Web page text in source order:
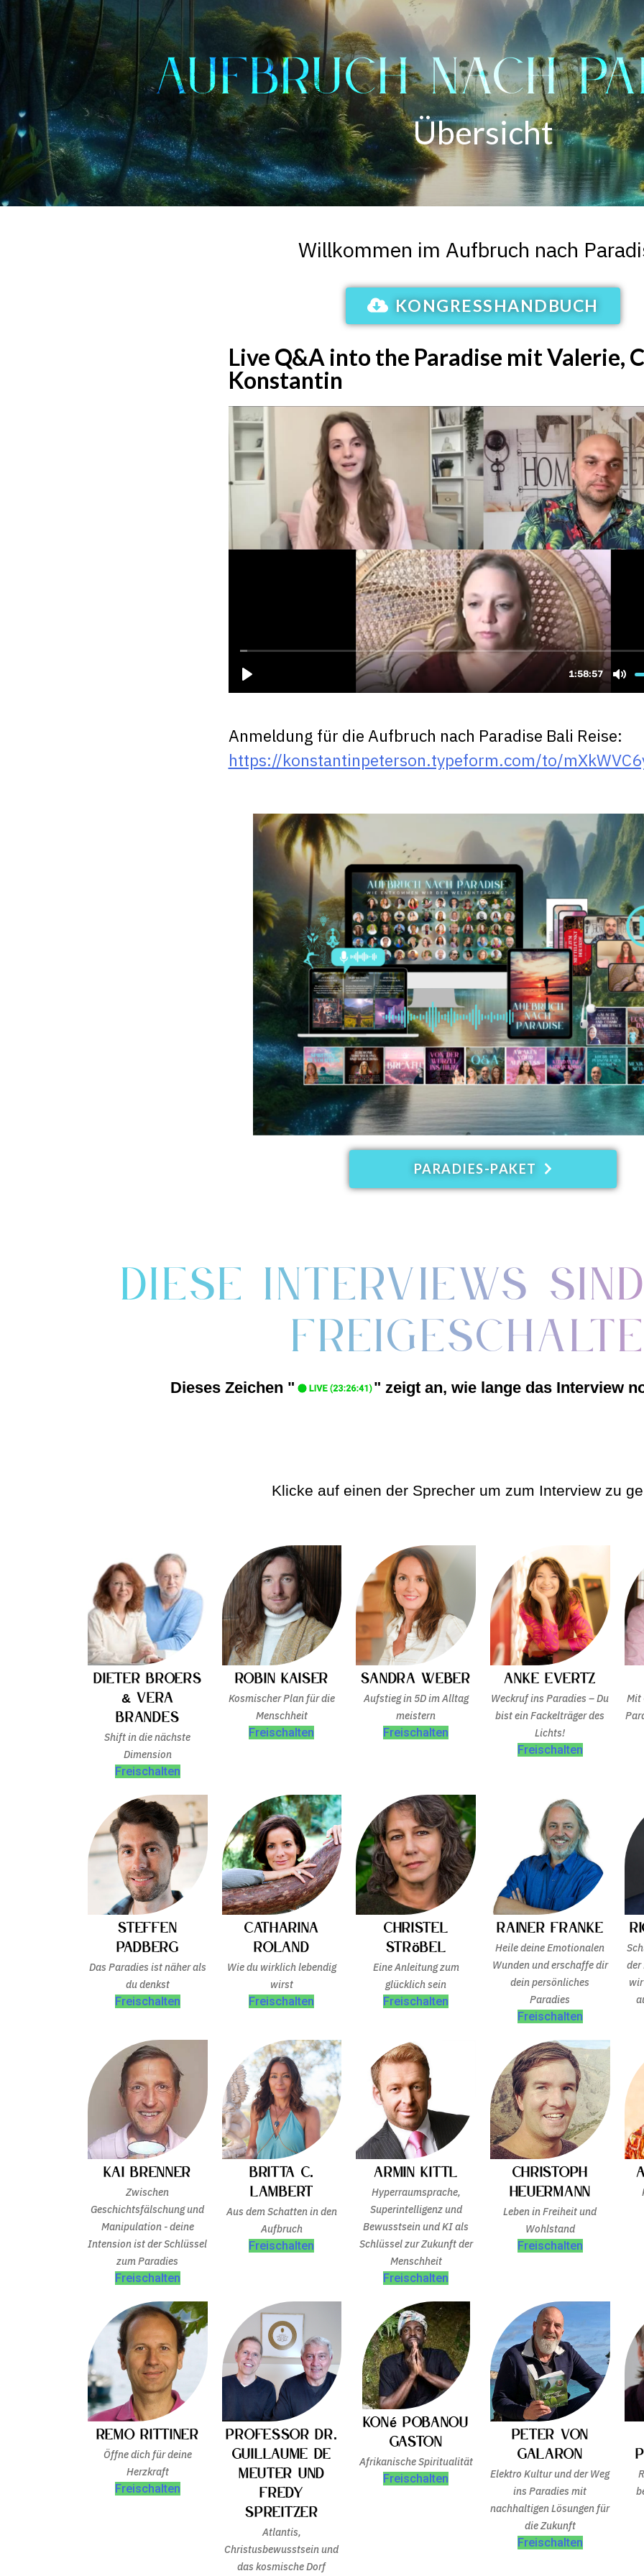
AUFBRUCH NACH
Übersicht
Willkommen im Aufbruch nach
KONGRESSHANDBUCH
Live Q&A into the Paradise mit Valerie,
Konstantin
Anmeldung für die Aufbruch nach Paradise Bali Reise:
https://konstantinpeterson.typeform.com/to/
PARADIES-PAKET
DIESE INTERVIEWS
Dieses Zeichen " " zeigt an, wie lange das Interview
Klicke auf einen der Sprecher um zum Interview zu
Dieter Broers
& Vera
Brandes
Shift in die nächste
Dimension
Freischalten
Robin Kaiser
Kosmischer Plan für die
Menschheit
Freischalten
Sandra Weber
Aufstieg in 5D im Alltag
meistern
Freischalten
Anke Evertz
Weckruf ins Paradies – Du
bist ein Fackelträger des
Lichts!
Freischalten
Mit
Steffen
Padberg
Das Paradies ist näher als
du denkst
Freischalten
Catharina
Roland
Wie du wirklich lebendig
wirst
Freischalten
Christel
Ströbel
Eine Anleitung zum
glücklich sein
Freischalten
Rainer Franke
Heile deine Emotionalen
Wunden und erschaffe dir
dein persönliches
Paradies
Freischalten
der
Kai Brenner
Zwischen
Geschichtsfälschung und
Manipulation - deine
Intension ist der Schlüssel
zum Paradies
Freischalten
Britta C.
Lambert
Aus dem Schatten in den
Aufbruch
Freischalten
Armin Kittl
Hyperraumsprache,
Superintelligenz und
Bewusstsein und KI als
Schlüssel zur Zukunft der
Menschheit
Freischalten
Christoph
Heuermann
Leben in Freiheit und
Wohlstand
Freischalten
Remo Rittiner
Öffne dich für deine
Herzkraft
Freischalten
Professor Dr.
Guillaume De
Meuter und
Fredy
Spreitzer
Atlantis,
Christusbewusstsein und
das kosmische Dorf
Koné Pobanou
Gaston
Afrikanische Spiritualität
Freischalten
Peter von
Galaron
Elektro Kultur und der Weg
ins Paradies mit
nachhaltigen Lösungen für
die Zukunft
Freischalten